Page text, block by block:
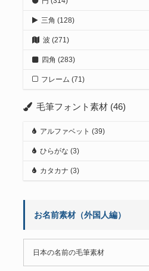
三角 (128)
波 (271)
四角 (283)
フレーム (71)
毛筆フォント素材 (46)
アルファベット (39)
ひらがな (3)
カタカナ (3)
お名前素材（外国人編）
日本の名前の毛筆素材